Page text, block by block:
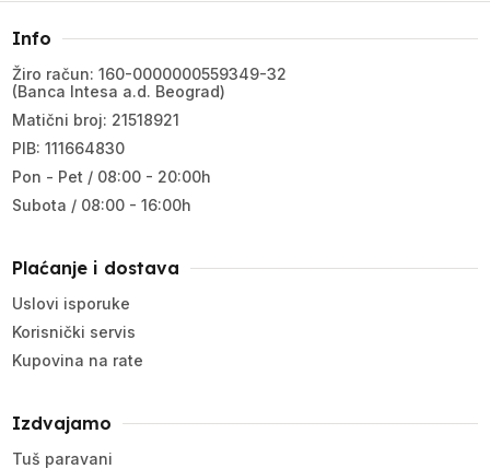
Info
Žiro račun: 160-0000000559349-32
(Banca Intesa a.d. Beograd)
Matični broj: 21518921
PIB: 111664830
Pon - Pet / 08:00 - 20:00h
Subota / 08:00 - 16:00h
Plaćanje i dostava
Uslovi isporuke
Korisnički servis
Kupovina na rate
Izdvajamo
Tuš paravani